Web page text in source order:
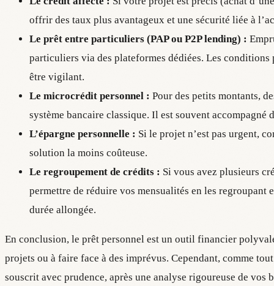
offrir des taux plus avantageux et une sécurité liée à
Le prêt entre particuliers (PAP ou P2P lending) :
particuliers via des plateformes dédiées. Les
être vigilant.
Le microcrédit personnel : Pour des petits montants,
système bancaire classique. Il est souvent accompagné
L’épargne personnelle : Si le projet n’est pas urgent,
solution la moins coûteuse.
Le regroupement de crédits : Si vous avez plusieurs
permettre de réduire vos mensualités en les regroupant
durée allongée.
En conclusion, le prêt personnel est un outil financier
projets ou à faire face à des imprévus. Cependant, comme
souscrit avec prudence, après une analyse rigoureuse de vos